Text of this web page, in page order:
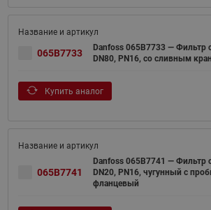
065B7733
Danfoss 065B7733 — Фильтр
DN80, PN16, со сливным
Купить аналог
065B7741
Danfoss 065B7741 — Фильтр
DN20, PN16, чугунный с
фланцевый